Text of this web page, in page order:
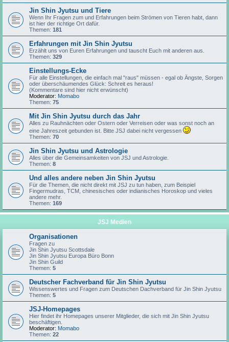
Jin Shin Jyutsu und Tiere
Wenn Ihr Fragen zum und Erfahrungen beim Strömen von Tieren habt, dann
ist hier der richtige Ort dafür.
Themen: 181
Erfahrungen mit Jin Shin Jyutsu
Erzählt uns von Euren Erfahrungen und tauscht Euch mit anderen aus.
Themen: 329
Einstellungs-Ecke
Für alle Einstellungen, die einfach mal "raus" müssen - egal ob Ängste, Sorgen
oder überschäumendes Glück: Schreit es heraus!
(Kommentare sind hier nicht erwünscht)
Moderator: Momabo
Themen: 75
Mit Jin Shin Jyutsu durch das Jahr
Alles zu Rauhnächten oder Ostern oder Verreisen oder was sonst noch an
eine Jahreszeit gebunden ist. Bitte JSJ dabei nicht vergessen
Themen: 70
Jin Shin Jyutsu und Astrologie
Alles über die Gemeinsamkeiten von JSJ und Astrologie.
Themen: 8
Und alles andere neben Jin Shin Jyutsu
Für die Themen, die nicht direkt mit JSJ zu tun haben, zum Beispiel
Fingermudras, TCM, chinesisches oder indianisches Horoskop und vieles
andere mehr.
Themen: 169
JSJ Medien
Organisationen
Fragen zu
Jin Shin Jyutsu Scottsdale
Jin Shin Jyutsu Europa Büro Bonn
Jin Shin Guild
Themen: 5
Deutscher Fachverband für Jin Shin Jyutsu
Wissenswertes und Fragen zum Deutschen Dachverband für Jin Shin Jyutsu
Themen: 5
JSJ-Homepages
Hier findet ihr Homepages unserer Mitglieder, die sich mit Jin Shin Jyutsu
beschäftigen.
Moderator: Momabo
Themen: 22